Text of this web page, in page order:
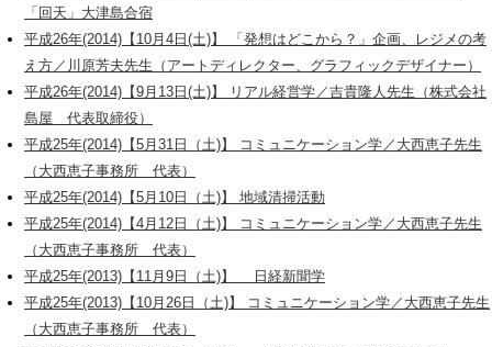
「回天」大津島合宿
平成26年(2014)【10月4日(土)】 「発想はどこから？」企画、レジメの考
え方／川原芳夫先生（アートディレクター、グラフィックデザイナー）
平成26年(2014)【9月13日(土)】 リアル経営学／吉貴隆人先生（株式会社
島屋 代表取締役）
平成25年(2014)【5月31日（土)】 コミュニケーション学／大西恵子先生
（大西恵子事務所 代表）
平成25年(2014)【5月10日（土)】 地域清掃活動
平成25年(2014)【4月12日（土)】 コミュニケーション学／大西恵子先生
（大西恵子事務所 代表）
平成25年(2013)【11月9日（土)】 日経新聞学
平成25年(2013)【10月26日（土)】 コミュニケーション学／大西恵子先生
（大西恵子事務所 代表）